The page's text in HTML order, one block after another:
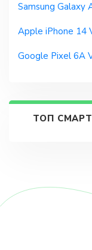
Samsung Galaxy
Apple iPhone 14
Google Pixel 6A
ТОП